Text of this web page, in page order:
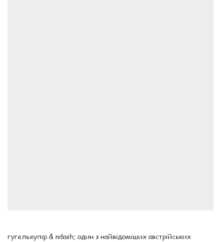
гугельхупф & ndash; один з найвідоміших австрійських